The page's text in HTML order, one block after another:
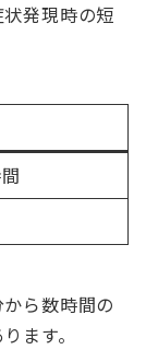
発現時の短
ら数時間の
ます。